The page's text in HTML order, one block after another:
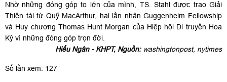
Nhờ những đóng góp to lớn của mình, TS. Stahl được trao Giải
Thiên tài từ Quỹ MacArthur, hai lần nhận Guggenheim Fellowship
và Huy chương Thomas Hunt Morgan của Hiệp hội Di truyền Hoa
Kỳ vì những đóng góp trọn đời.
Hiếu Ngân - KHPT, Nguồn: washingtonpost, nytimes
Số lần xem: 127